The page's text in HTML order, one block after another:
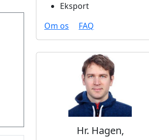
Eksport
Om os
FAQ
Hr. Hagen,